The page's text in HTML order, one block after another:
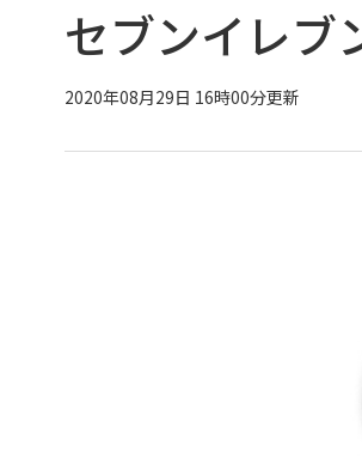
セブンイレブ
2020年08月29日 16時00分更新